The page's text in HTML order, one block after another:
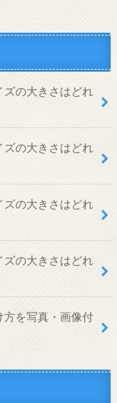
ズの大きさはどれ
ズの大きさはどれ
ズの大きさはどれ
ズの大きさはどれ
方を写真・画像付